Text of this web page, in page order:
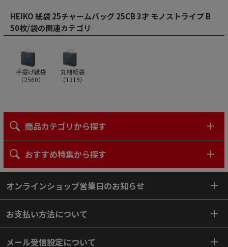
HEIKO 紙袋 25チャームバッグ 25CB 3才 モノストライプ B
50枚/袋の関連カテゴリ
手提げ紙袋
（2560）
丸紐紙袋
（1319）
商品カテゴリから探す
おすすめ特集から探す
オンラインショップ営業日のお知らせ
お支払い方法について
メール受信設定について